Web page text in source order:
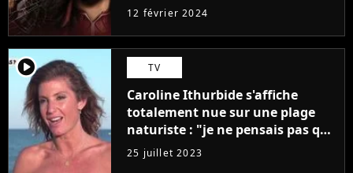
12 février 2024
player2 TV
Caroline Ithurbide s'affiche
totalement nue sur une plage
naturiste : "je ne pensais pas que
j'arriverais à le faire..."
25 juillet 2023